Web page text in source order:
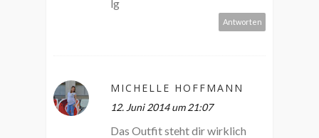
lg
Antworten
MICHELLE HOFFMANN
12. Juni 2014 um 21:07
Das Outfit steht dir wirklich